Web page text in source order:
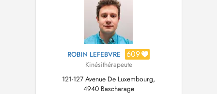
ROBIN LEFEBVRE 609
Kinésithérapeute
121-127 Avenue De Luxembourg,
4940 Bascharage